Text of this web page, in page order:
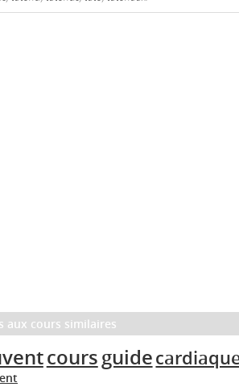
aux cours similaires
coursguide